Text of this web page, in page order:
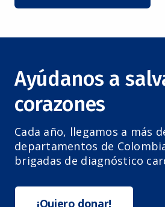
Ayúdanos a
corazones
Cada año, llegamos a más
departamentos de
brigadas de diagnóstico
¡Quiero donar!